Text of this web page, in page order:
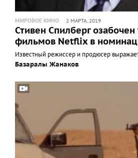
МИРОВОЕ КИНО 2 МАРТА, 2019
Стивен Спилберг озабочен
фильмов Netflix в
Известный режиссер и продюсер
Базаралы Жанаков